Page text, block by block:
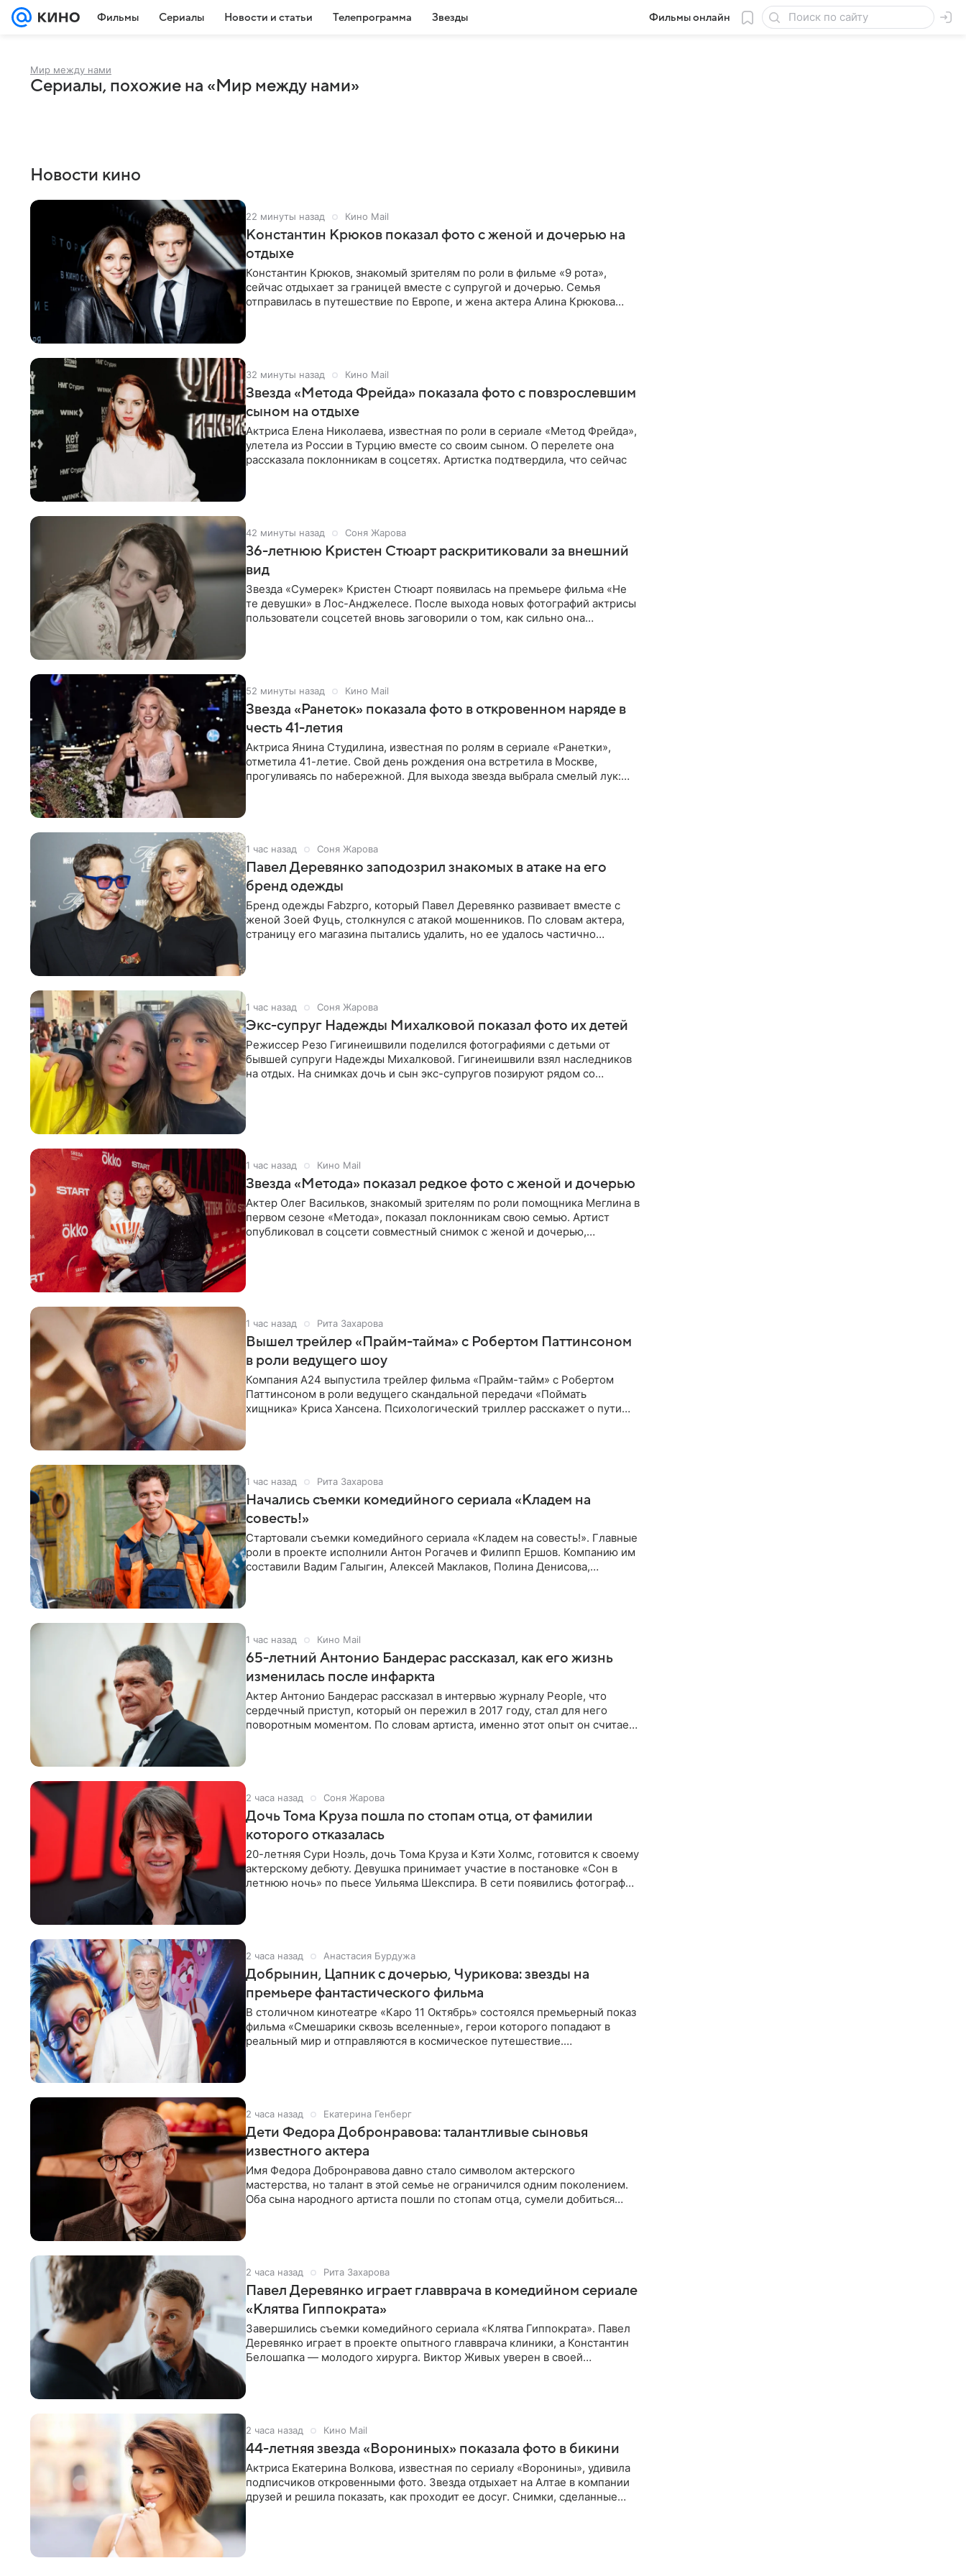
Фильмы Сериалы Новости и статьи Телепрограмма Звезды Фильмы онлайн
Мир между нами
Сериалы, похожие на «Мир между нами»
Новости кино
22 минуты назад Кино Mail
Константин Крюков показал фото с женой и дочерью на
отдыхе
Константин Крюков, знакомый зрителям по роли в фильме «9 рота»,
сейчас отдыхает за границей вместе с супругой и дочерью. Семья
отправилась в путешествие по Европе, и жена актера Алина Крюкова
32 минуты назад Кино Mail
Звезда «Метода Фрейда» показала фото с повзрослевшим
сыном на отдыхе
Актриса Елена Николаева, известная по роли в сериале «Метод Фрейда»,
улетела из России в Турцию вместе со своим сыном. О перелете она
рассказала поклонникам в соцсетях. Артистка подтвердила, что сейчас
42 минуты назад Соня Жарова
36-летнюю Кристен Стюарт раскритиковали за внешний
вид
Звезда «Сумерек» Кристен Стюарт появилась на премьере фильма «Не
те девушки» в Лос-Анджелесе. После выхода новых фотографий актрисы
пользователи соцсетей вновь заговорили о том, как сильно она
52 минуты назад Кино Mail
Звезда «Ранеток» показала фото в откровенном наряде в
честь 41-летия
Актриса Янина Студилина, известная по ролям в сериале «Ранетки»,
отметила 41-летие. Свой день рождения она встретила в Москве,
прогуливаясь по набережной. Для выхода звезда выбрала смелый лук:
1 час назад Соня Жарова
Павел Деревянко заподозрил знакомых в атаке на его
бренд одежды
Бренд одежды Fabzpro, который Павел Деревянко развивает вместе с
женой Зоей Фуць, столкнулся с атакой мошенников. По словам актера,
страницу его магазина пытались удалить, но ее удалось частично
1 час назад Соня Жарова
Экс-супруг Надежды Михалковой показал фото их детей
Режиссер Резо Гигинеишвили поделился фотографиями с детьми от
бывшей супруги Надежды Михалковой. Гигинеишвили взял наследников
на отдых. На снимках дочь и сын экс-супругов позируют рядом со
1 час назад Кино Mail
Звезда «Метода» показал редкое фото с женой и дочерью
Актер Олег Васильков, знакомый зрителям по роли помощника Меглина в
первом сезоне «Метода», показал поклонникам свою семью. Артист
опубликовал в соцсети совместный снимок с женой и дочерью,
1 час назад Рита Захарова
Вышел трейлер «Прайм-тайма» с Робертом Паттинсоном
в роли ведущего шоу
Компания A24 выпустила трейлер фильма «Прайм-тайм» с Робертом
Паттинсоном в роли ведущего скандальной передачи «Поймать
хищника» Криса Хансена. Психологический триллер расскажет о пути
1 час назад Рита Захарова
Начались съемки комедийного сериала «Кладем на
совесть!»
Стартовали съемки комедийного сериала «Кладем на совесть!». Главные
роли в проекте исполнили Антон Рогачев и Филипп Ершов. Компанию им
составили Вадим Галыгин, Алексей Маклаков, Полина Денисова,
1 час назад Кино Mail
65-летний Антонио Бандерас рассказал, как его жизнь
изменилась после инфаркта
Актер Антонио Бандерас рассказал в интервью журналу People, что
сердечный приступ, который он пережил в 2017 году, стал для него
поворотным моментом. По словам артиста, именно этот опыт он считает
2 часа назад Соня Жарова
Дочь Тома Круза пошла по стопам отца, от фамилии
которого отказалась
20-летняя Сури Ноэль, дочь Тома Круза и Кэти Холмс, готовится к своему
актерскому дебюту. Девушка принимает участие в постановке «Сон в
летнюю ночь» по пьесе Уильяма Шекспира. В сети появились фотографии
2 часа назад Анастасия Бурдужа
Добрынин, Цапник с дочерью, Чурикова: звезды на
премьере фантастического фильма
В столичном кинотеатре «Каро 11 Октябрь» состоялся премьерный показ
фильма «Смешарики сквозь вселенные», герои которого попадают в
реальный мир и отправляются в космическое путешествие.
2 часа назад Екатерина Генберг
Дети Федора Добронравова: талантливые сыновья
известного актера
Имя Федора Добронравова давно стало символом актерского
мастерства, но талант в этой семье не ограничился одним поколением.
Оба сына народного артиста пошли по стопам отца, сумели добиться
2 часа назад Рита Захарова
Павел Деревянко играет главврача в комедийном сериале
«Клятва Гиппократа»
Завершились съемки комедийного сериала «Клятва Гиппократа». Павел
Деревянко играет в проекте опытного главврача клиники, а Константин
Белошапка — молодого хирурга. Виктор Живых уверен в своей
2 часа назад Кино Mail
44-летняя звезда «Ворониных» показала фото в бикини
Актриса Екатерина Волкова, известная по сериалу «Воронины», удивила
подписчиков откровенными фото. Звезда отдыхает на Алтае в компании
друзей и решила показать, как проходит ее досуг. Снимки, сделанные